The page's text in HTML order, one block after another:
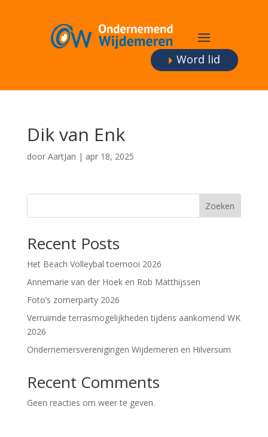
Word lid
Dik van Enk
door AartJan | apr 18, 2025
Zoeken
Recent Posts
Het Beach Volleybal toernooi 2026
Annemarie van der Hoek en Rob Matthijssen
Foto’s zomerparty 2026
Verruimde terrasmogelijkheden tijdens aankomend WK
2026
Ondernemersverenigingen Wijdemeren en Hilversum
Recent Comments
Geen reacties om weer te geven.